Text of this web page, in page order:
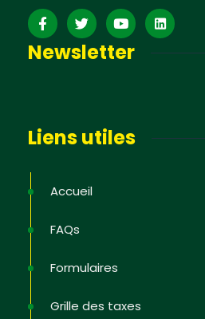
Newsletter
Liens utiles
Accueil
FAQs
Formulaires
Grille des taxes